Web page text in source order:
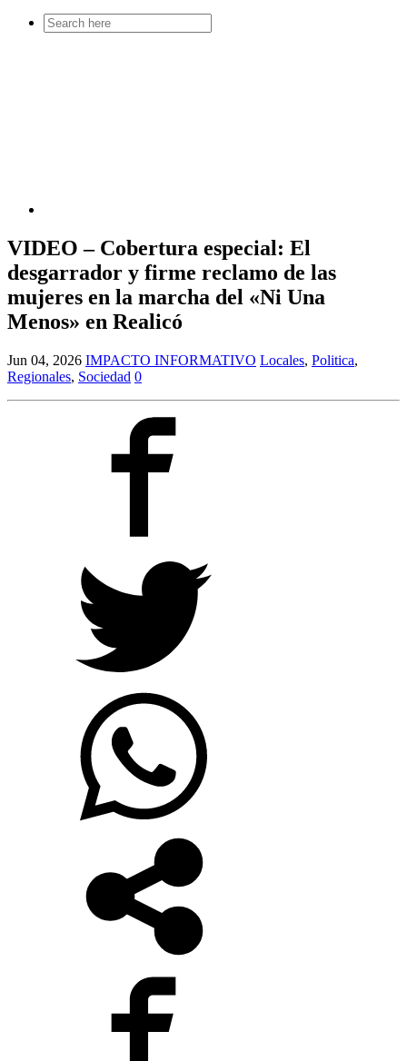
Search
for:
VIDEO – Cobertura especial: El
desgarrador y firme reclamo de las
mujeres en la marcha del «Ni Una
Menos» en Realicó
Jun 04, 2026 IMPACTO INFORMATIVO Locales, Politica,
Regionales, Sociedad 0